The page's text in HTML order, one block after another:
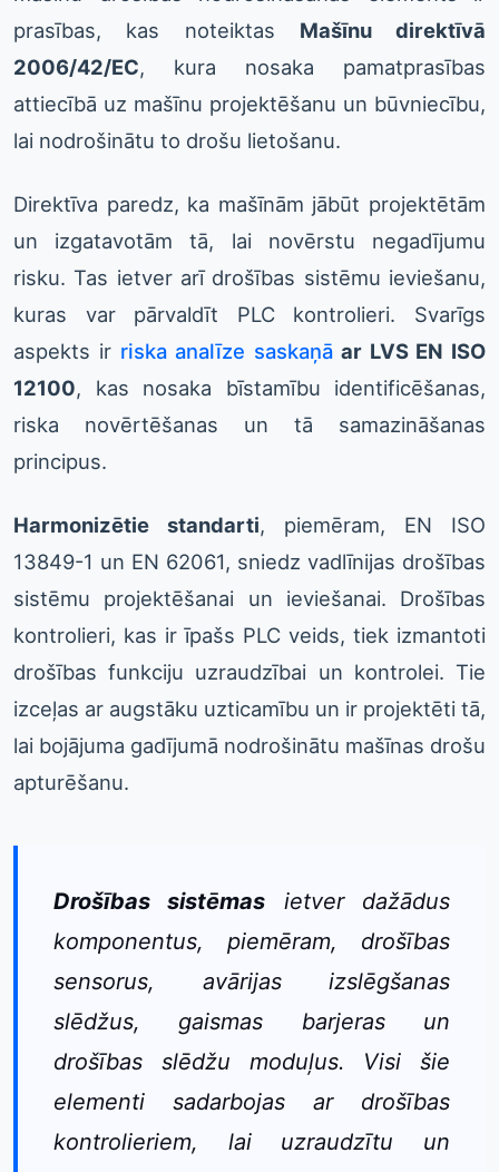
prasības, kas noteiktas Mašīnu direktīvā
2006/42/EC, kura nosaka pamatprasības
attiecībā uz mašīnu projektēšanu un būvniecību,
lai nodrošinātu to drošu lietošanu.
Direktīva paredz, ka mašīnām jābūt projektētām
un izgatavotām tā, lai novērstu negadījumu
risku. Tas ietver arī drošības sistēmu ieviešanu,
kuras var pārvaldīt PLC kontrolieri. Svarīgs
aspekts ir riska analīze saskaņā ar LVS EN ISO
12100, kas nosaka bīstamību identificēšanas,
riska novērtēšanas un tā samazināšanas
principus.
Harmonizētie standarti, piemēram, EN ISO
13849-1 un EN 62061, sniedz vadlīnijas drošības
sistēmu projektēšanai un ieviešanai. Drošības
kontrolieri, kas ir īpašs PLC veids, tiek izmantoti
drošības funkciju uzraudzībai un kontrolei. Tie
izceļas ar augstāku uzticamību un ir projektēti tā,
lai bojājuma gadījumā nodrošinātu mašīnas drošu
apturēšanu.
Drošības sistēmas ietver dažādus
komponentus, piemēram, drošības
sensorus, avārijas izslēgšanas
slēdžus, gaismas barjeras un
drošības slēdžu moduļus. Visi šie
elementi sadarbojas ar drošības
kontrolieriem, lai uzraudzītu un